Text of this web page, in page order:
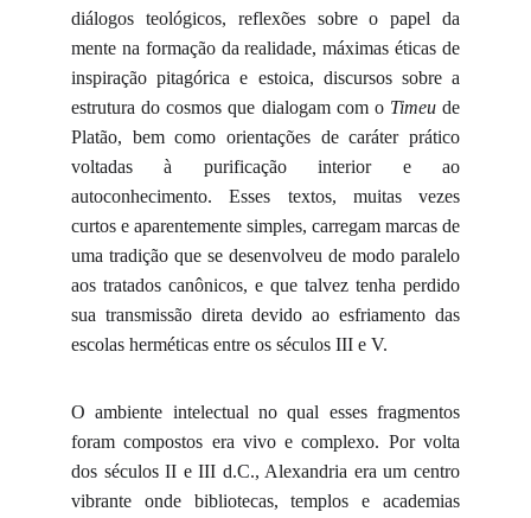
diálogos teológicos, reflexões sobre o papel da
mente na formação da realidade, máximas éticas de
inspiração pitagórica e estoica, discursos sobre a
estrutura do cosmos que dialogam com o Timeude
Platão, bem como orientações de caráter prático
voltadas à purificação interior e ao
autoconhecimento. Esses textos, muitas vezes
curtos e aparentemente simples, carregam marcas de
uma tradição que se desenvolveu de modo paralelo
aos tratados canônicos, e que talvez tenha perdido
sua transmissão direta devido ao esfriamento das
escolas herméticas entre os séculos III e V.
O ambiente intelectual no qual esses fragmentos
foram compostos era vivo e complexo. Por volta
dos séculos II e III d.C., Alexandria era um centro
vibrante onde bibliotecas, templos e academias